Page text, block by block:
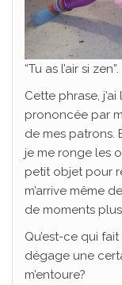
“Tu as l’air si zen”.
Cette phrase,
prononcée par
de mes patrons.
je me ronge les
petit objet pour
m’arrive même
de moments
Qu’est-ce qui
dégage une
m’entoure?